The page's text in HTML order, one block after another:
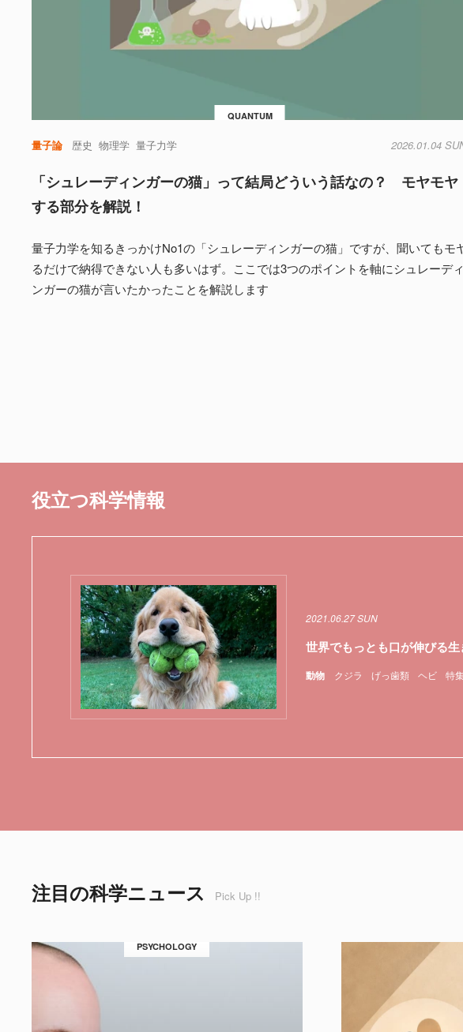
QUANTUM
量子論 歴史 物理学 量子力学 2026.01.04
「シュレーディンガーの猫」って結局どういう話なの？ モヤモヤ
する部分を解説！
量子力学を知るきっかけNo1の「シュレーディンガーの猫」ですが、聞いてもモ
るだけで納得できない人も多いはず。ここでは3つのポイントを軸にシュレーディ
ンガーの猫が言いたかったことを解説します
役立つ科学情報
動物 クジラ げっ歯類 ヘビ 特
2021.06.27 SUN
世界でもっとも口が伸びる生
注目の科学ニュース Pick Up !!
PSYCHOLOGY